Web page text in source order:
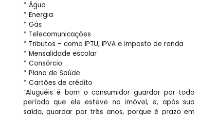
* Água
* Energia
* Gás
* Telecomunicações
* Tributos – como IPTU, IPVA e Imposto de renda
* Mensalidade escolar
* Consórcio
* Plano de Saúde
* Cartões de crédito
“Aluguéis é bom o consumidor guardar por todo
período que ele esteve no imóvel, e, após sua
saída, guardar por três anos, porque é prazo em